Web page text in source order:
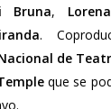
Bruna,
.
de
que se